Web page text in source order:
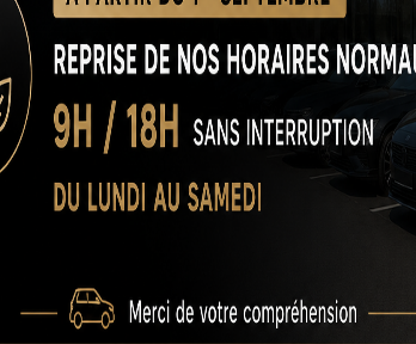
à tous les conducteurs soucieux de qualité
ou un professionnel en quête d’un véhicule
qui recherchent un véhicule de
à un modèle récent, bien équipé, et garanti,
idéale. En bref, notre
véhicules seconde